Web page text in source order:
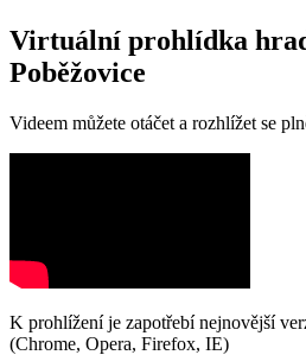
Virtuální prohlídka
Poběžovice
Videem můžete otáčet a rozhlížet se
K prohlížení je zapotřebí nejnovější
(Chrome, Opera, Firefox, IE)